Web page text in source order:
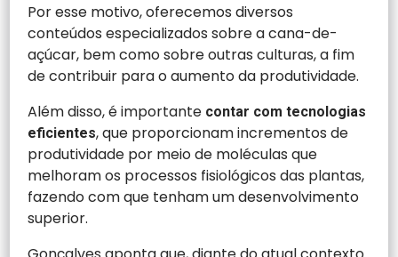
Por esse motivo, oferecemos diversos
conteúdos especializados sobre a cana-de-
açúcar, bem como sobre outras culturas, a fim
de contribuir para o aumento da produtividade.
Além disso, é importante contar com tecnologias
eficientes, que proporcionam incrementos de
produtividade por meio de moléculas que
melhoram os processos fisiológicos das plantas,
fazendo com que tenham um desenvolvimento
superior.